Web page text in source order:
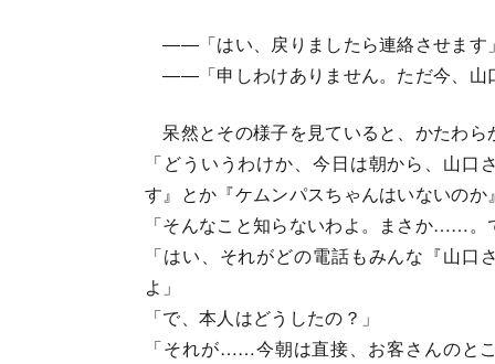
――「はい、戻りましたら連絡させます」
――「申しわけありません。ただ今、山
呆然とその様子を見ていると、かたわら
「どういうわけか、今日は朝から、山
す』とか『ケムンパスちゃんはいないの
「そんなこと知らないわよ。まさか……。
「はい、それがどの電話もみんな『山
よ」
「で、本人はどうしたの？」
「それが……今朝は直接、お客さんのと